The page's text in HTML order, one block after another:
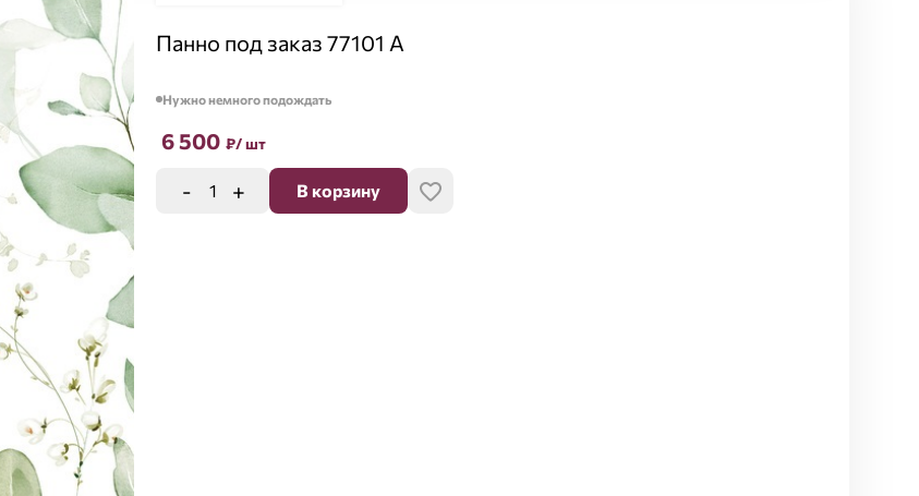
Панно под заказ 77101 A
Нужно немного подождать
6 500 ₽/ шт
- + В корзину